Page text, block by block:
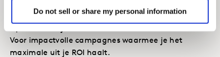
Do not sell or share my personal information
campagnes
Voor impactvolle campagnes waarmee je het
maximale uit je ROI haalt.